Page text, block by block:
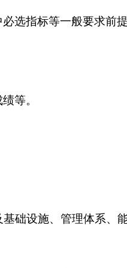
选指标等一般要求前
等。
础设施、管理体系、